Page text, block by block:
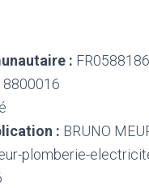
:
: BRUNO
plomberie-